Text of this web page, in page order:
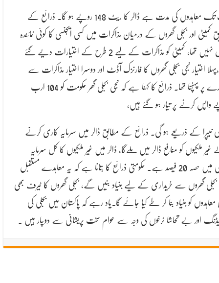
جب تک معاہدوں کی مدت ہے ڈالر کا ریٹ 148 روپے ہو گا. ذرائع کے
کمیٹی اور بجلی گھروں کے درمیان مذاکرات میں کسی ایجنسی کا کوئی نمائندہ
شامل نہیں تھا، کمیٹی کو مذاکرات کے لیے 2 طرح کے اختیارات دیے گئے
اختیار نجی بجلی گھروں کا فارنزک آڈٹ اور دوسرا اختیار مذاکرات سے
معاہدے پر پہنچنا تھا. ذرائع کا کہنا ہے کہ نجی بجلی گھر حکومت کو 104 ارب
واپس کرنے پر تیار ہو گئے ہیں،
نیپرا کے ذریعے ہو گی. ذرائع کے مطابق ڈالر میں سرمایہ کاری کرنے
ملکیوں کو منافع ڈالر میں ملےگا، ڈالر میں غیر ملکیوں کا کل سرمایہ
کاری میں حصہ 20 فیصد ہے. حکومتی ذرائع کا بتانا ہے کہ یہ معاہدے مستقبل
گھروں سے خریداری کے لیے بنیاد بنیں گے، بجلی گھروں کا ٹیرف بھی
کو بنیاد بنا کر طے کیا جائے گا.یاد رہے کہ پاکستان میں بجلی کی
اور بے تحاشا نرخوں کی وجہ سے عوام سخت پریشانی سے دوچار ہیں .